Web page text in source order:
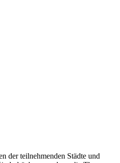
der teilnehmenden Städte und